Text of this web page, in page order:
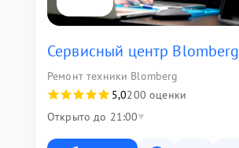
Сервисный центр Blomberg
Ремонт техники Blomberg
5,0200 оценки
Открыто до 21:00